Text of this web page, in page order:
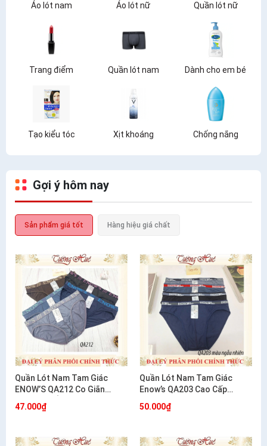
Áo lót nam Áo lót nữ Quần lót nữ
Trang điểm Quần lót nam Dành cho em bé
Tạo kiểu tóc Xịt khoáng Chống nắng
Gợi ý hôm nay
Sản phẩm giá tốt Hàng hiệu giá chất
Quần Lót Nam Tam Giác
ENOW’S QA212 Co Giãn
47.000₫
Quần Lót Nam Tam Giác
Enow’s QA203 Cao Cấp
50.000₫